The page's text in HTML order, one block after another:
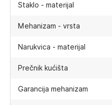
Staklo - materijal
Mehanizam - vrsta
Narukvica - materijal
Prečnik kućišta
Garancija mehanizam